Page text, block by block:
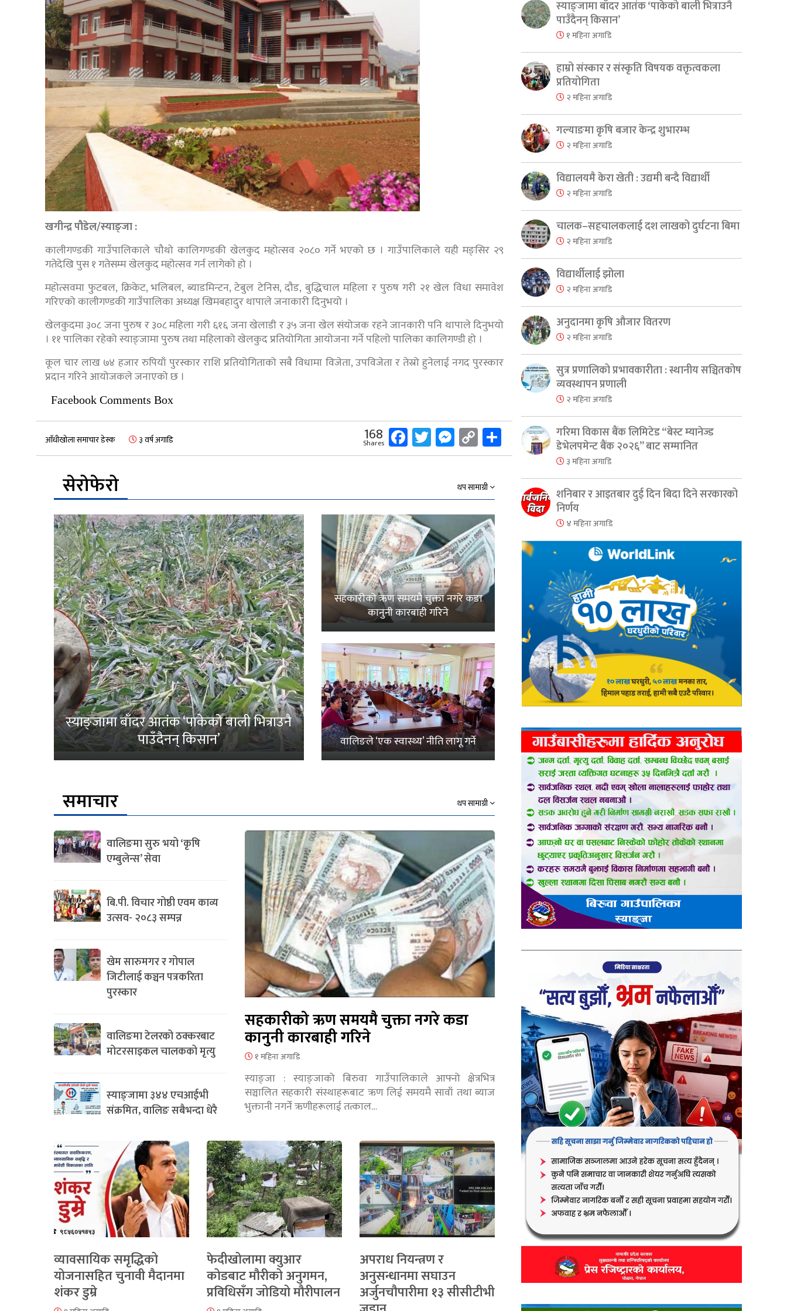
खगीन्द्र पौडेल/स्याङ्जा :
कालीगण्डकी गाउँपालिकाले चौथो कालिगण्डकी खेलकुद महोत्सव २०८० गर्ने भएको छ । गाउँपालिकाले यही मङ्सिर २९
गतेदेखि पुस १ गतेसम्म खेलकुद महोत्सव गर्न लागेको हो ।
महोत्सवमा फुटबल, क्रिकेट, भलिबल, ब्याडमिन्टन, टेबुल टेनिस, दौड, बुद्धिचाल महिला र पुरुष गरी २१ खेल विधा समावेश
गरिएको कालीगण्डकी गाउँपालिका अध्यक्ष खिमबहादुर थापाले जनाकारी दिनुभयो ।
खेलकुदमा ३०८ जना पुरुष र ३०८ महिला गरी ६१६ जना खेलाडी र ३५ जना खेल संयोजक रहने जानकारी पनि थापाले दिनुभयो
। ११ पालिका रहेको स्याङ्जामा पुरुष तथा महिलाको खेलकुद प्रतियोगिता आयोजना गर्ने पहिलो पालिका कालिगण्डी हो ।
कूल चार लाख ७४ हजार रुपियाँ पुरस्कार राशि प्रतियोगिताको सबै विधामा विजेता, उपविजेता र तेस्रो हुनेलाई नगद पुरस्कार
प्रदान गरिने आयोजकले जनाएको छ ।
Facebook Comments Box
आँधीखोला समाचार डेस्क ३ वर्ष अगाडि 168
Shares Facebook
Twitter
Messenger
Copy
Link
Share
सेरोफेरो
थप सामाग्री
स्याङ्जामा बाँदर आतंक ‘पाकेको बाली भित्राउनै
पाउँदैनन् किसान’
सहकारीको ऋण समयमै चुक्ता नगरे कडा
कानुनी कारबाही गरिने
वालिङले ‘एक स्वास्थ्य’ नीति लागू गर्ने
समाचार थप सामाग्री
वालिङमा सुरु भयो ‘कृषि
एम्बुलेन्स’ सेवा
बि.पी. विचार गोष्ठी एवम काव्य
उत्सव- २०८३ सम्पन्न
खेम सारुमगर र गोपाल
जिटीलाई कञ्चन पत्रकरिता
पुरस्कार
वालिङमा टेलरको ठक्करबाट
मोटरसाइकल चालकको मृत्यु
स्याङ्जामा ३४४ एचआईभी
संक्रमित, वालिङ सबैभन्दा धेरै
सहकारीको ऋण समयमै चुक्ता नगरे कडा
कानुनी कारबाही गरिने
१ महिना अगाडि
स्याङ्जा : स्याङ्जाको बिरुवा गाउँपालिकाले आफ्नो क्षेत्रभित्र
सञ्चालित सहकारी संस्थाहरूबाट ऋण लिई समयमै सावाँ तथा ब्याज
भुक्तानी नगर्ने ऋणीहरूलाई तत्काल…
व्यावसायिक समृद्धिको
योजनासहित चुनावी मैदानमा
शंकर डुम्रे
फेदीखोलामा क्युआर
कोडबाट मौरीको अनुगमन,
प्रविधिसँग जोडियो मौरीपालन
अपराध नियन्त्रण र
अनुसन्धानमा सघाउन
अर्जुनचौपारीमा १३ सीसीटीभी
स्याङ्जामा बाँदर आतंक ‘पाकेको बाली भित्राउनै
पाउँदैनन् किसान’
१ महिना अगाडि
हाम्रो संस्कार र संस्कृति विषयक वक्तृत्वकला
प्रतियोगिता
२ महिना अगाडि
गल्याङमा कृषि बजार केन्द्र शुभारम्भ
२ महिना अगाडि
विद्यालयमै केरा खेती : उद्यमी बन्दै विद्यार्थी
२ महिना अगाडि
चालक–सहचालकलाई दश लाखको दुर्घटना बिमा
२ महिना अगाडि
विद्यार्थीलाई झोला
२ महिना अगाडि
अनुदानमा कृषि औजार वितरण
२ महिना अगाडि
सुत्र प्रणालिको प्रभावकारीता : स्थानीय सञ्चितकोष
व्यवस्थापन प्रणाली
२ महिना अगाडि
गरिमा विकास बैंक लिमिटेड “बेस्ट म्यानेज्ड
डेभेलपमेन्ट बैंक २०२६” बाट सम्मानित
३ महिना अगाडि
शनिबार र आइतबार दुई दिन बिदा दिने सरकारको
निर्णय
४ महिना अगाडि